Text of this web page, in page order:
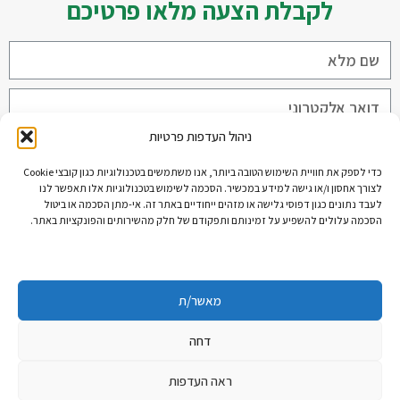
ניהול העדפות פרטיות
כדי לספק את חוויית השימוש הטובה ביותר, אנו משתמשים בטכנולוגיות כגון קובצי Cookie
לצורך אחסון ו/או גישה למידע במכשיר. הסכמה לשימוש בטכנולוגיות אלו תאפשר לנו
לעבד נתונים כגון דפוסי גלישה או מזהים ייחודיים באתר זה. אי-מתן הסכמה או ביטול
הסכמה עלולים להשפיע על זמינותם ותפקודם של חלק מהשירותים והפונקציות באתר.
מאשר/ת
דחה
ראה העדפות
לקבלת הצעה מלאו פרטיכם
שליחה